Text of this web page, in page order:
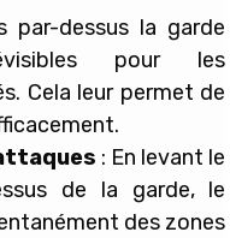
par-dessus la garde
pour les
Cela leur permet de
: En levant le
de la garde, le
des zones